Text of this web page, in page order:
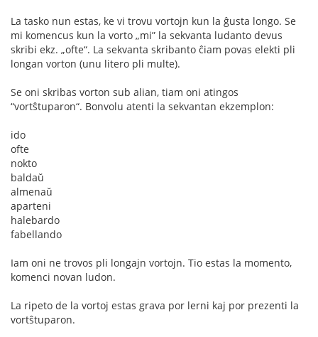
La tasko nun estas, ke vi trovu vortojn kun la ĝusta longo. Se
mi komencus kun la vorto „mi” la sekvanta ludanto devus
skribi ekz. „ofte“. La sekvanta skribanto ĉiam povas elekti pli
longan vorton (unu litero pli multe).
Se oni skribas vorton sub alian, tiam oni atingos
“vortŝtuparon“. Bonvolu atenti la sekvantan ekzemplon:
ido
ofte
nokto
baldaŭ
almenaŭ
aparteni
halebardo
fabellando
Iam oni ne trovos pli longajn vortojn. Tio estas la momento,
komenci novan ludon.
La ripeto de la vortoj estas grava por lerni kaj por prezenti la
vortŝtuparon.